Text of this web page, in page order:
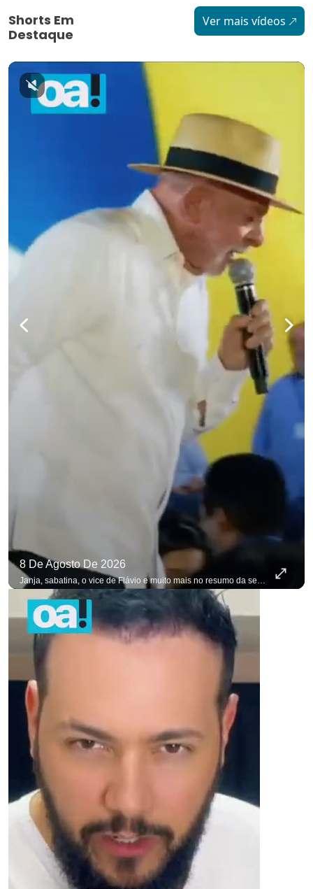
Shorts Em
Destaque
Ver mais vídeos
8 De Agosto De 2026
Janja, sabatina, o vice de Flávio e muito mais no resumo da semana. #OAntagonista Se você busca informação com credibilidade, inscreva-se agora e ative o